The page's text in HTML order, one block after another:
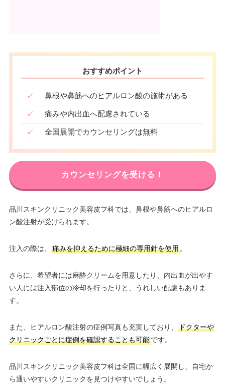
おすすめポイント
✓ 鼻根や鼻筋へのヒアルロン酸の施術がある
✓ 痛みや内出血へ配慮されている
✓ 全国展開でカウンセリングは無料
カウンセリングを受ける！
品川スキンクリニック美容皮フ科では、鼻根や鼻筋へのヒアルロ
ン酸注射が受けられます。
注入の際は、 痛みを抑えるために極細の専用針を使用。
さらに、希望者には麻酔クリームを用意したり、内出血が出やす
い人には注入部位の冷却を行ったりと、うれしい配慮もありま
す。
また、ヒアルロン酸注射の症例写真も充実しており、
ドクターや
クリニックごとに症例を確認することも可能です。
品川スキンクリニック美容皮フ科は全国に幅広く展開し、自宅か
ら通いやすいクリニックを見つけやすいでしょう。